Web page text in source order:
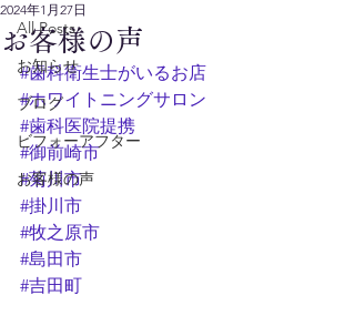
All Posts
お知らせ
ブログ
ビフォーアフター
お客様の声
お客様の声
2024年1月27日
#歯科衛生士がいるお店
#ホワイトニングサロン
#歯科医院提携
#御前崎市
#菊川市
#掛川市
#牧之原市
#島田市
#吉田町